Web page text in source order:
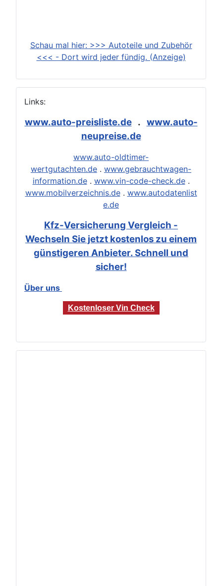
Schau mal hier: >>> Autoteile und Zubehör
<<< - Dort wird jeder fündig. (Anzeige)
Links:
www.auto-preisliste.de. www.auto-
neupreise.de
www.auto-oldtimer-
wertgutachten.de . www.gebrauchtwagen-
information.de. www.vin-code-check.de.
www.mobilverzeichnis.de. www.autodatenlist
e.de
Kfz-Versicherung Vergleich -
Wechseln Sie jetzt kostenlos zu einem
günstigeren Anbieter. Schnell und
sicher!
Über uns
Kostenloser Vin Check